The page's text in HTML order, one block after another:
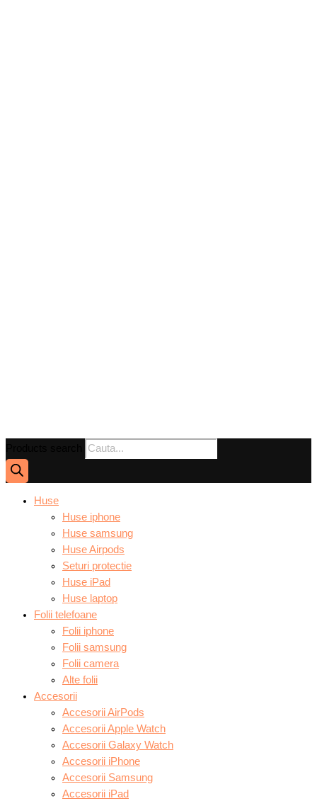
Huse
Huse iphone
Huse samsung
Huse Airpods
Seturi protectie
Huse iPad
Huse laptop
Folii telefoane
Folii iphone
Folii samsung
Folii camera
Alte folii
Accesorii
Accesorii AirPods
Accesorii Apple Watch
Accesorii Galaxy Watch
Accesorii iPhone
Accesorii Samsung
Accesorii iPad